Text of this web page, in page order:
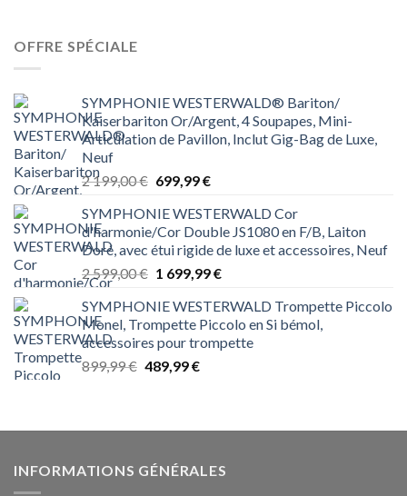
OFFRE SPÉCIALE
SYMPHONIE WESTERWALD® Bariton/
Kaiserbariton Or/Argent, 4 Soupapes, Mini-
Articulation de Pavillon, Inclut Gig-Bag de Luxe,
Neuf
2 199,00€ Le
initial
était :
2 199,00 €.
699,99€Le
actuel
est :
699,99 €.
SYMPHONIE WESTERWALD Cor
d'harmonie/Cor Double JS1080 en F/B, Laiton
Doré, avec étui rigide de luxe et accessoires, Neuf
2 599,00€ Le
initial
était :
2 599,00 €.
1 699,99€Le
actuel
est :
1 699,99 €.
SYMPHONIE WESTERWALD Trompette Piccolo
Monel, Trompette Piccolo en Si bémol,
accessoires pour trompette
899,99€ Le
489,99€Le
INFORMATIONS GÉNÉRALES